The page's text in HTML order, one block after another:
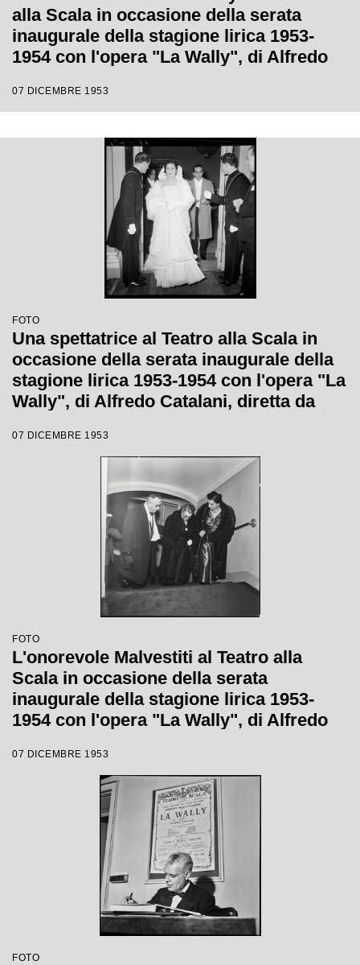
alla Scala in occasione della serata
inaugurale della stagione lirica 1953-
1954 con l'opera "La Wally", di Alfredo
con la regia di Tatiana Pavlova
07 DICEMBRE 1953
FOTO
Una spettatrice al Teatro alla Scala in
occasione della serata inaugurale della
stagione lirica 1953-1954 con l'opera "La
Wally", di Alfredo Catalani, diretta da
Tatiana Pavlova
07 DICEMBRE 1953
FOTO
L'onorevole Malvestiti al Teatro alla
Scala in occasione della serata
inaugurale della stagione lirica 1953-
1954 con l'opera "La Wally", di Alfredo
con la regia di Tatiana Pavlova
07 DICEMBRE 1953
FOTO